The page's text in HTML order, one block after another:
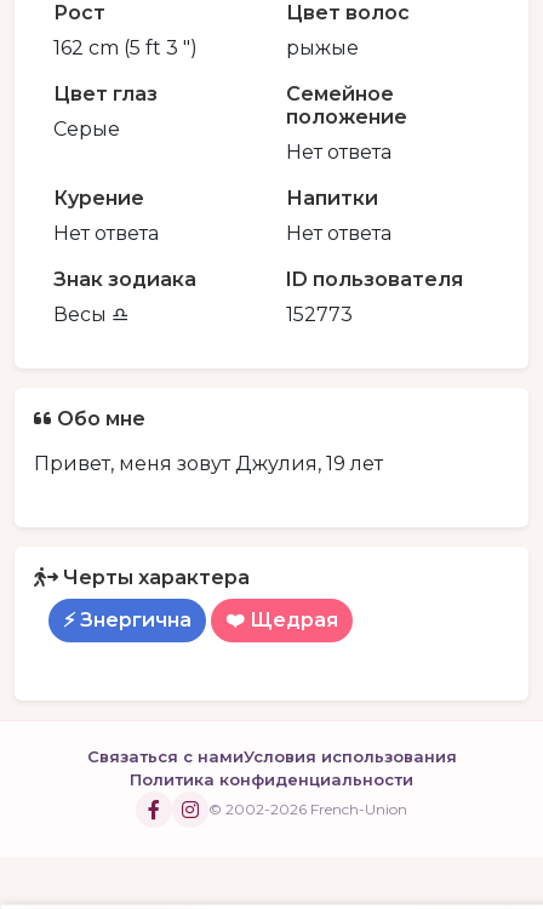
Рост
162 cm (5 ft 3 ")
Цвет волос
рыжые
Цвет глаз
Серые
Семейное
положение
Нет ответа
Курение
Нет ответа
Напитки
Нет ответа
Знак зодиака
Весы ♎️
ID пользователя
152773
Обо мне
Привет, меня зовут Джулия, 19 лет
Черты характера
⚡ Знергична
❤️ Щедрая
Связаться с намиУсловия использования
Политика конфиденциальности
© 2002-2026 French-Union